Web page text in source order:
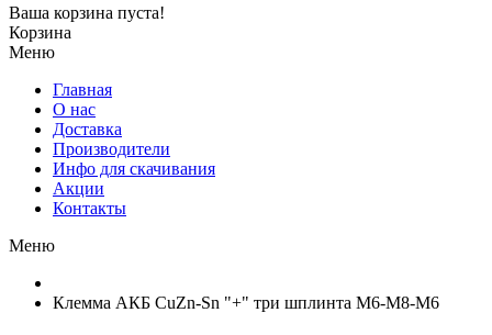
Ваша корзина пуста!
Корзина
Меню
Главная
О нас
Доставка
Производители
Инфо для скачивания
Акции
Контакты
Меню
Клемма АКБ CuZn-Sn "+" три шплинта М6-М8-М6